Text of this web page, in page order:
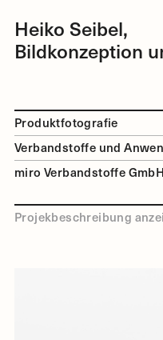
Heiko Seibel,
Bildkonzeption
Produktfotografie
Verbandstoffe und
miro Verbandstoffe
Projekbeschreibung